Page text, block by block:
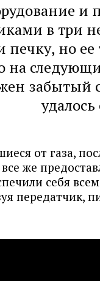
в три
печку, но ее
на
забытый
удалось
от газа,
же
себя
передатчик,